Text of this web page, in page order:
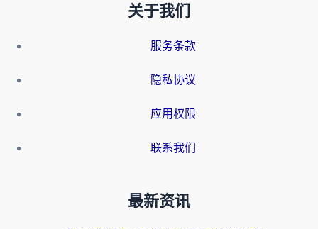
关于我们
服务条款
隐私协议
应用权限
联系我们
最新资讯